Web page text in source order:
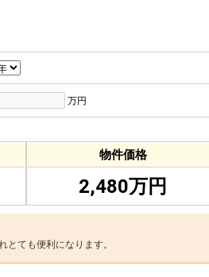
万円
物件価格
2,480万円
ても便利になります。